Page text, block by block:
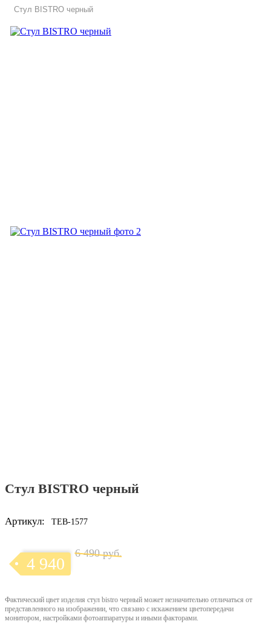
Стул BISTRO черный
Стул BISTRO черный
Артикул: TEB-1577
4 940
6 490 руб.
Фактический цвет изделия стул bistro черный может незначительно отличаться от
представленного на изображении, что связано с искажением цветопередачи
монитором, настройками фотоаппаратуры и иными факторами.